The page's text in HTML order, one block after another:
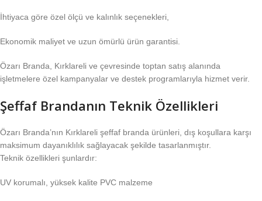
İhtiyaca göre özel ölçü ve kalınlık seçenekleri,
Ekonomik maliyet ve uzun ömürlü ürün garantisi.
Özarı Branda, Kırklareli ve çevresinde toptan satış alanında
işletmelere özel kampanyalar ve destek programlarıyla hizmet verir.
Şeffaf Brandanın Teknik Özellikleri
Özarı Branda’nın Kırklareli şeffaf branda ürünleri, dış koşullara karşı
maksimum dayanıklılık sağlayacak şekilde tasarlanmıştır.
Teknik özellikleri şunlardır:
UV korumalı, yüksek kalite PVC malzeme